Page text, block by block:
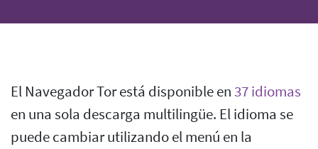
El Navegador Tor está disponible en37 idiomas
en una sola descarga multilingüe. El idioma se
puede cambiar utilizando el menú en la